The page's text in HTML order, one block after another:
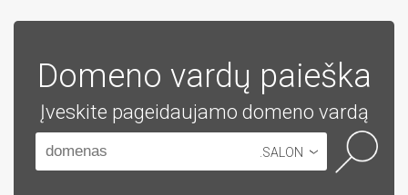
Domeno vardų paieška
Įveskite pageidaujamo domeno vardą
.SALON